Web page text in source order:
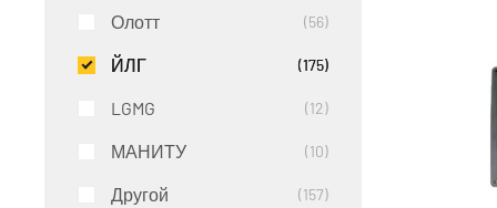
Олотт 56
ЙЛГ 175
LGMG 12
МАНИТУ 10
Другой 157